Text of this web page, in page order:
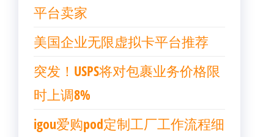
平台卖家
美国企业无限虚拟卡平台推荐
突发！USPS将对包裹业务价格限
时上调8%
igou爱购pod定制工厂工作流程细